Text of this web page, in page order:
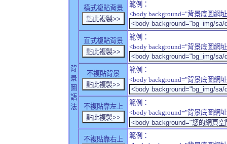
背
景
圖
語
法
橫式複貼背景
範例：
<body background="背景底圖網
直式複貼背景
範例：
<body background="背景底圖網
不複貼背景
範例：
<body background="背景底圖網
不複貼靠左上
範例：
<body background="背景底圖網
不複貼靠右上
範例：